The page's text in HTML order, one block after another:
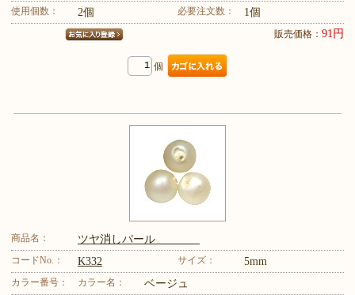
使用個数： 2個 必要注文数： 1個
販売価格： 91円
個
商品名： ツヤ消しパール
コードNo.： K332 サイズ： 5mm
カラー番号： カラー名： ベージュ